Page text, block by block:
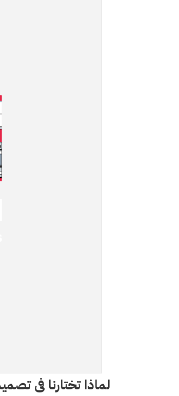
لماذا تختارنا فى